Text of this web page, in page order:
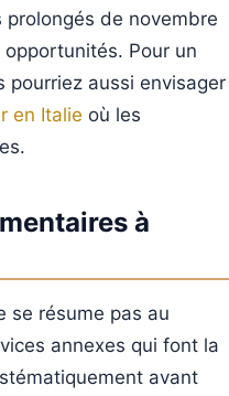
de novembre
Pour un
pourriez aussi envisager
en Italie où les
à
se résume pas au
annexes qui font la
avant